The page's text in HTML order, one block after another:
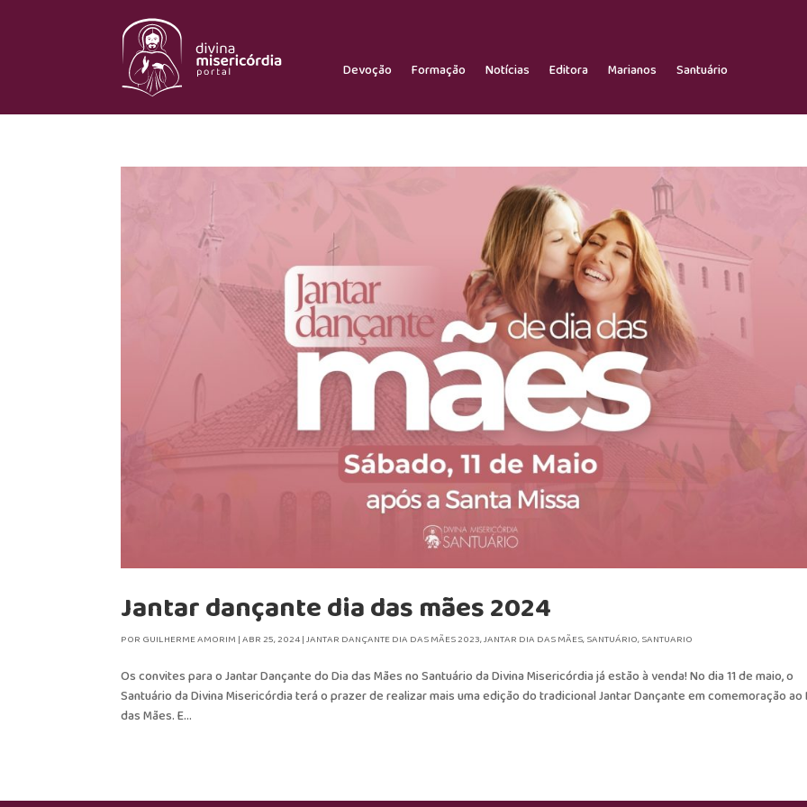
Devoção Formação Notícias Editora Marianos Santuário
Jantar dançante dia das mães 2024
POR GUILHERME AMORIM |ABR 25, 2024|JANTAR DANÇANTE DIA DAS MÃES 2023,JANTAR DIA DAS MÃES,SANTUÁRIO,SANTUARIO
Os convites para o Jantar Dançante do Dia das Mães no Santuário da Divina Misericórdia já estão à venda! No dia 11 de maio, o
Santuário da Divina Misericórdia terá o prazer de realizar mais uma edição do tradicional Jantar Dançante em comemoração ao
das Mães. E...